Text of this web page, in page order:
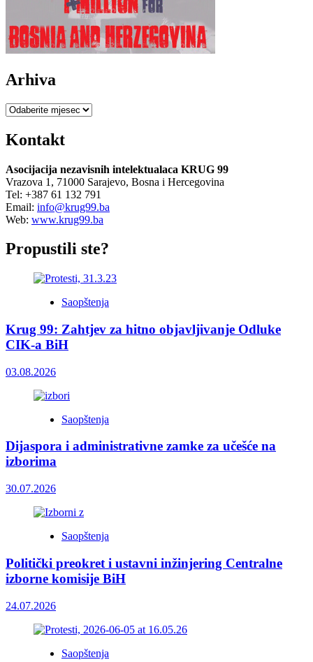
celini
suverenitet
i
teritorijalni
države
i
Hercegovine
Arhiva
Arhiva
Kontakt
Asocijacija nezavisnih intelektualaca KRUG 99
Vrazova 1, 71000 Sarajevo, Bosna i Hercegovina
Tel: +387 61 132 791
Email: info@krug99.ba
Web: www.krug99.ba
Propustili ste?
Saopštenja
Krug 99: Zahtjev za hitno objavljivanje Odluke
CIK-a BiH
03.08.2026
Saopštenja
Dijaspora i administrativne zamke za učešće na
izborima
30.07.2026
Saopštenja
Politički preokret i ustavni inžinjering Centralne
izborne komisije BiH
24.07.2026
Saopštenja